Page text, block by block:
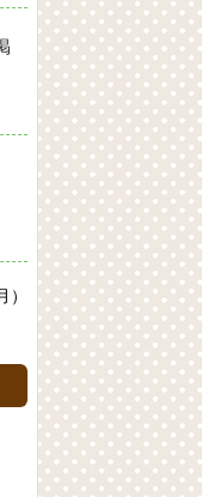
）